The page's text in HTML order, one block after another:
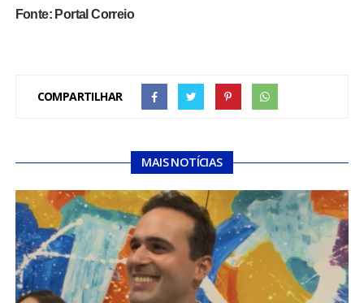
Fonte: Portal Correio
COMPARTILHAR
MAIS NOTÍCIAS